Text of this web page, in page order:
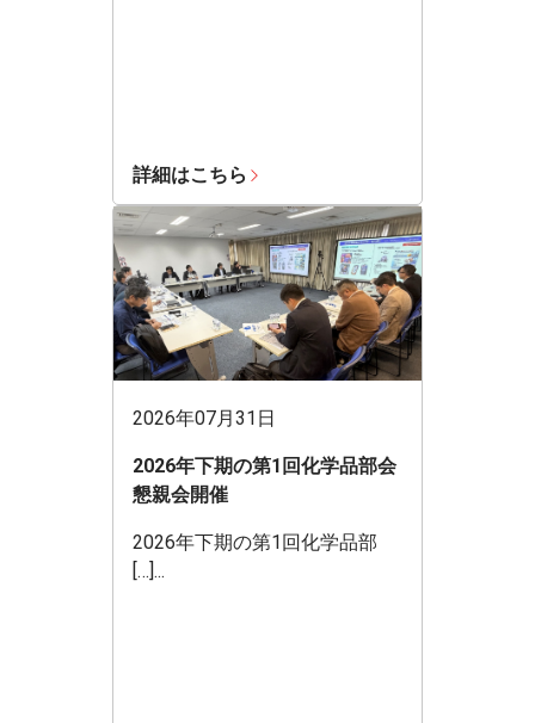
詳細はこちら
2026年07月31日
2026年下期の第1回化学品部会
懇親会開催
2026年下期の第1回化学品部
[…]...